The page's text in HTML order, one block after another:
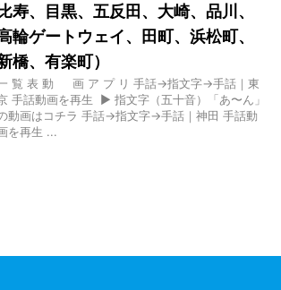
比寿、目黒、五反田、大崎、品川、
輪ゲートウェイ、田町、浜松町、
橋、有楽町）
覧 表 動 画 ア プ リ 手話→指文字→手話｜東
手話動画を再生 ▶ 指文字（五十音）「あ〜ん」
動画はコチラ 手話→指文字→手話｜神田 手話動
を再生 ...